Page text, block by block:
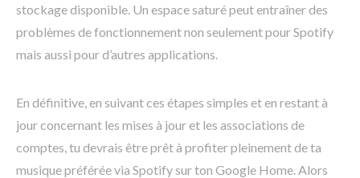
stockage disponible. Un espace saturé peut entraîner des
problèmes de fonctionnement non seulement pour Spotify
mais aussi pour d’autres applications.
En définitive, en suivant ces étapes simples et en restant à
jour concernant les mises à jour et les associations de
comptes, tu devrais être prêt à profiter pleinement de ta
musique préférée via Spotify sur ton Google Home. Alors